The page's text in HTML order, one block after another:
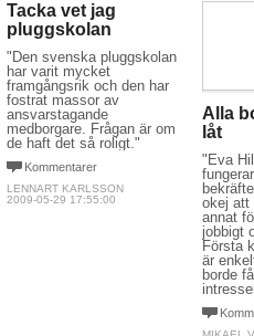
Tacka vet jag
pluggskolan
"Den svenska pluggskolan
har varit mycket
framgångsrik och den har
fostrat massor av
ansvarstagande
medborgare. Frågan är om
de haft det så roligt."
Kommentarer
LENNART KARLSSON
2009-05-29 17:55:00
Alla
låt
"Eva
okej att
annat
jobbigt
Första
är
borde